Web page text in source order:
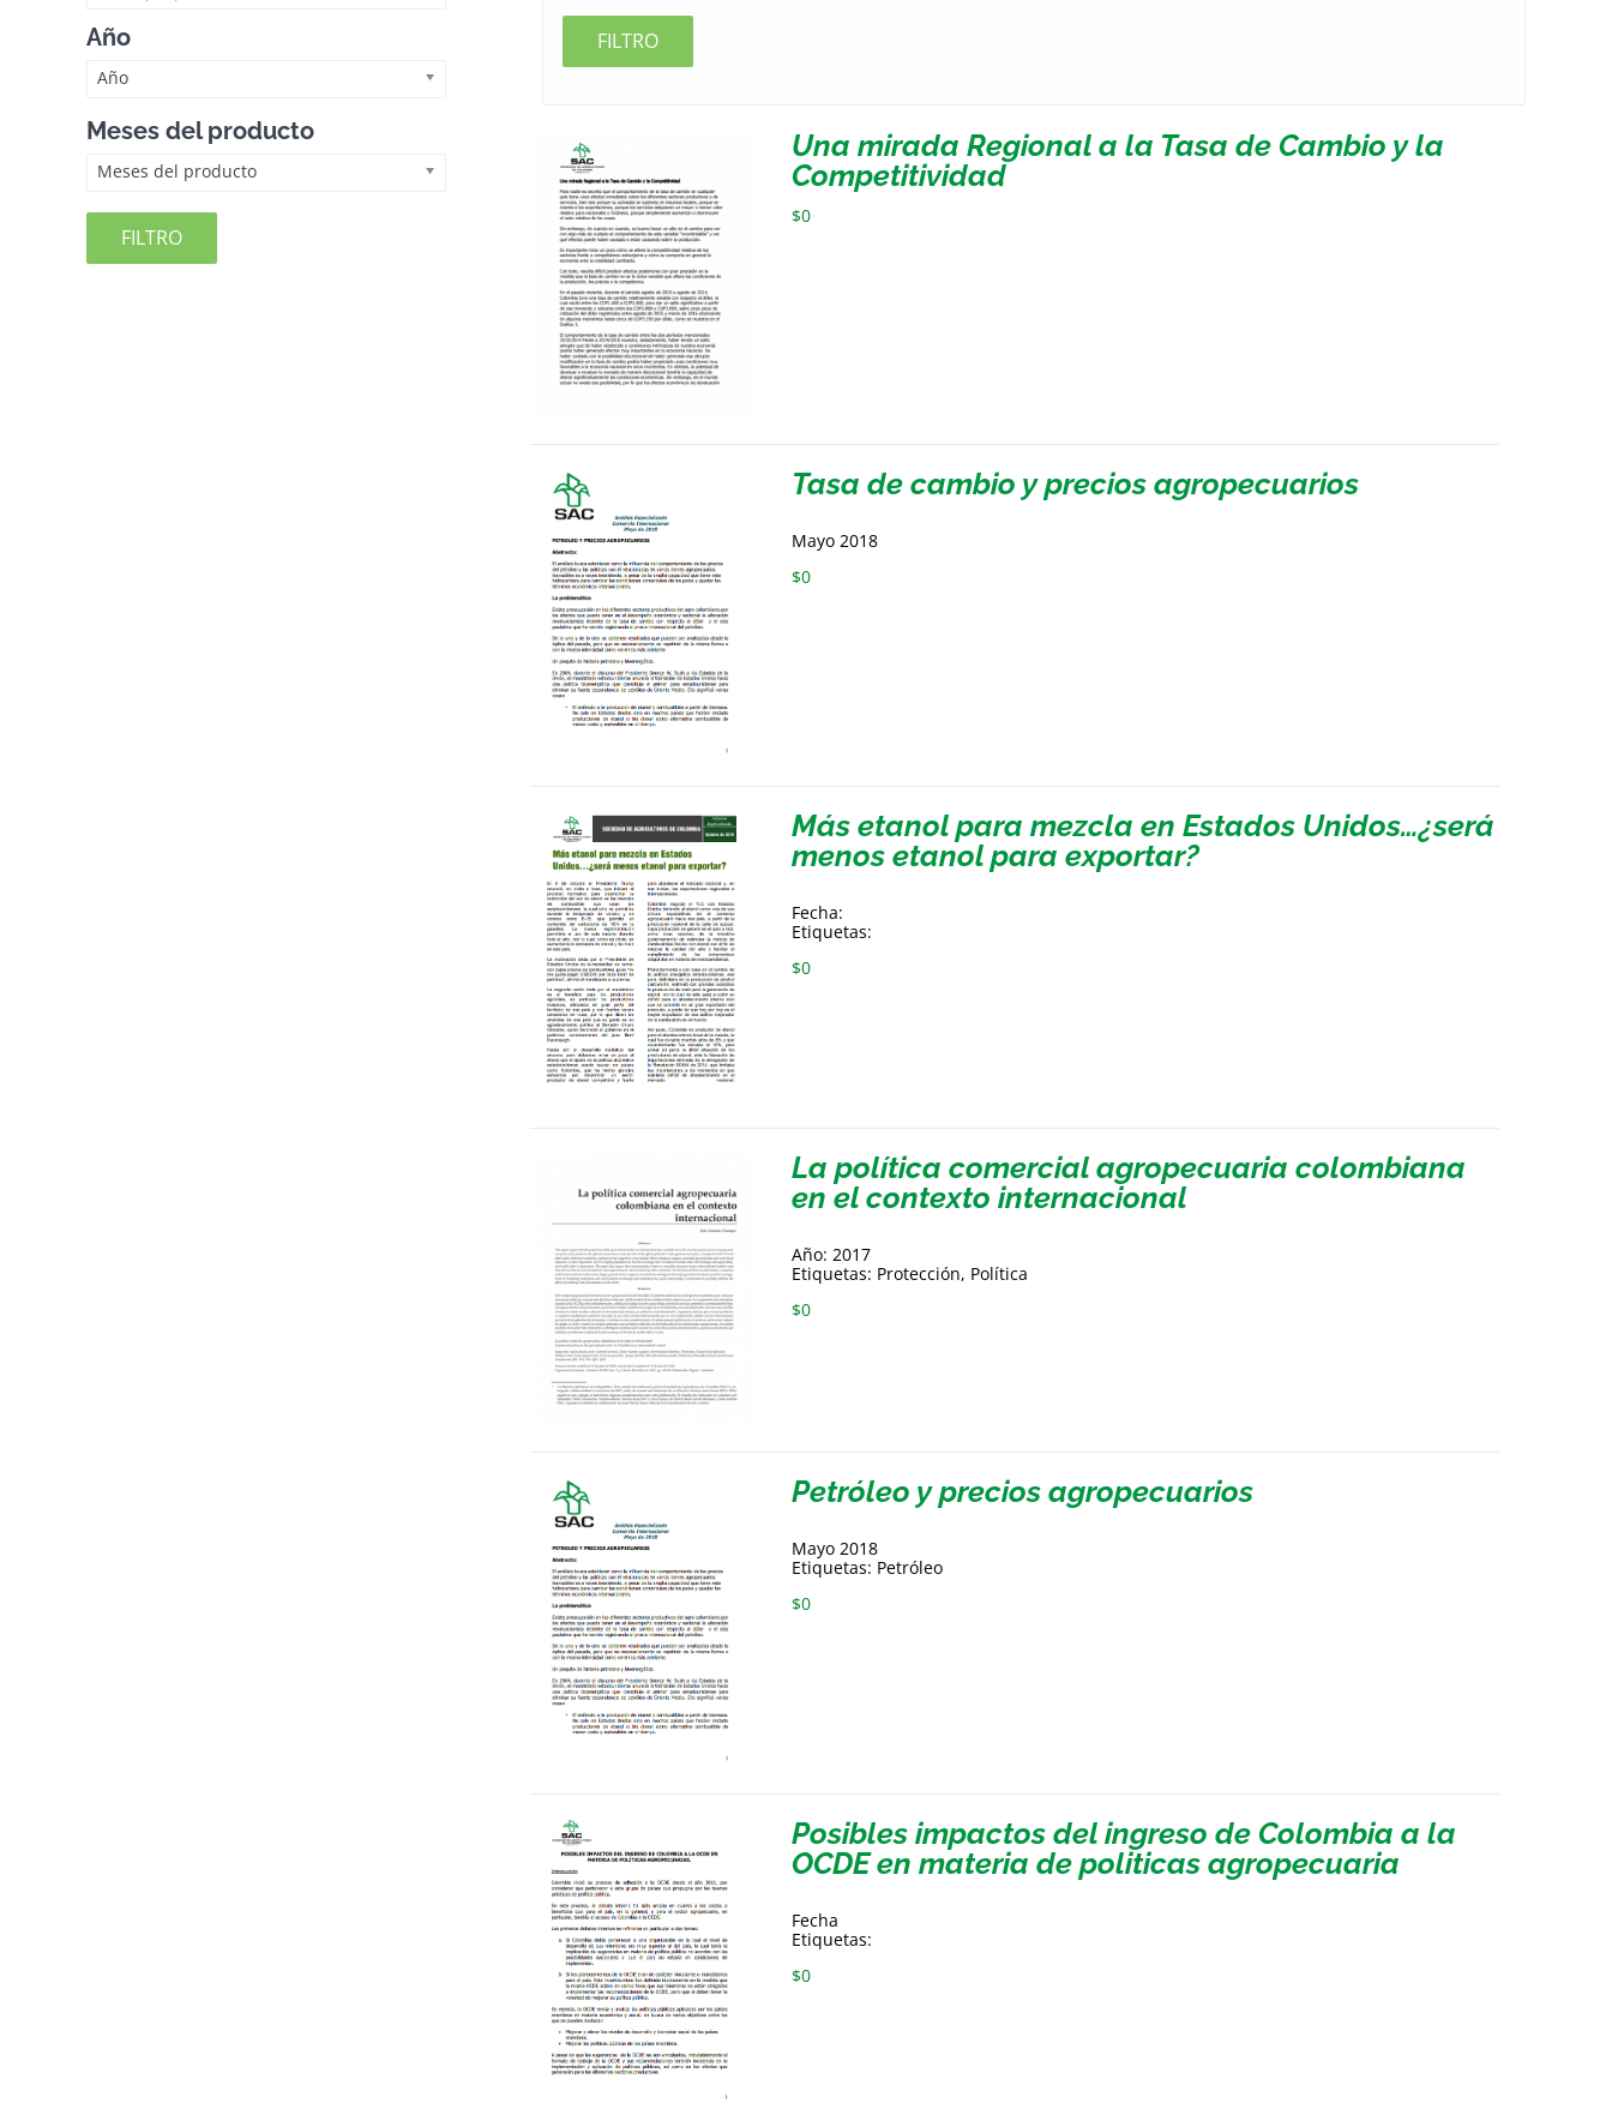
FILTRO
Una mirada Regional a la Tasa de Cambio y la
Competitividad
$0
Tasa de cambio y precios agropecuarios
Mayo 2018
$0
Más etanol para mezcla en Estados Unidos…¿será
menos etanol para exportar?
Fecha:
Etiquetas:
$0
La política comercial agropecuaria colombiana
en el contexto internacional
Año: 2017
Etiquetas: Protección, Política
$0
Petróleo y precios agropecuarios
Mayo 2018
Etiquetas: Petróleo
$0
Posibles impactos del ingreso de Colombia a la
OCDE en materia de politicas agropecuaria
Fecha
Etiquetas:
$0
Año
Año
Meses del producto
Meses del producto
FILTRO